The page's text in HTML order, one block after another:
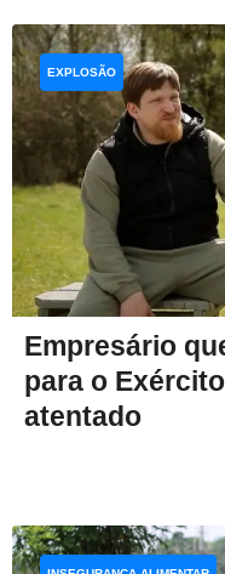
Empresário
para o
atentado
EXPLOSÃO